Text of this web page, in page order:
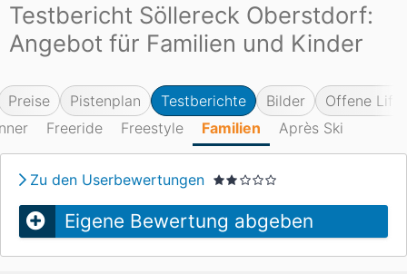
Testbericht Söllereck Oberstdorf:
Angebot für Familien und Kinder
Preise Pistenplan Testberichte Bilder
Offene
Freeride Freestyle Familien Après Ski
Zu den Userbewertungen
Eigene Bewertung abgeben